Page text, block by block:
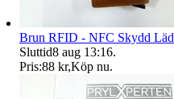
Brun RFID - NFC Skydd
Sluttid8 aug 13:16.
Pris:88 kr,Köp nu.